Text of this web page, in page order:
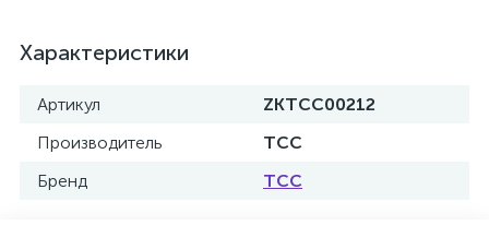
Характеристики
Артикул
ZKTCC00212
Производитель
ТСС
Бренд
ТСС